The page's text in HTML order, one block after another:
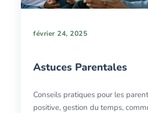
février 24, 2025
Astuces Parentales
Conseils pratiques pour les
positive, gestion du temps,